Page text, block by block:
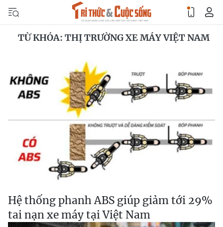
TỪ KHÓA: THỊ TRƯỜNG XE MÁY VIỆT NAM
Hệ thống phanh ABS giúp giảm tới 29%
tai nạn xe máy tại Việt Nam